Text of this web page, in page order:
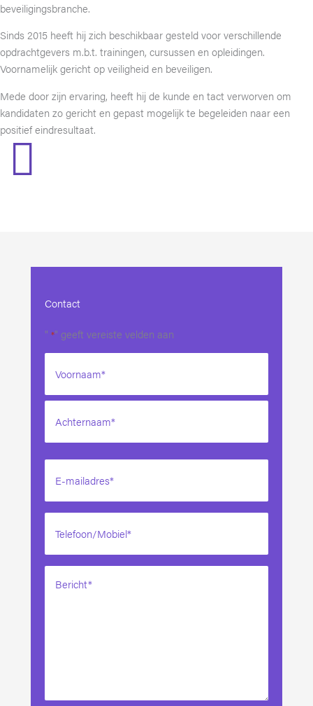
beveiligingsbranche.
Sinds 2015 heeft hij zich beschikbaar gesteld voor verschillende
opdrachtgevers m.b.t. trainingen, cursussen en opleidingen.
Voornamelijk gericht op veiligheid en beveiligen.
Mede door zijn ervaring, heeft hij de kunde en tact verworven om
kandidaten zo gericht en gepast mogelijk te begeleiden naar een
positief eindresultaat.
Contact
" *" geeft vereiste velden aan